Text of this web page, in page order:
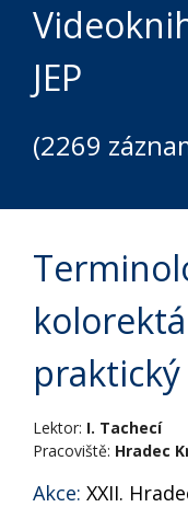
JEP
(2269
Lektor: I. Tachecí
Pracoviště: Hradec
Akce: XXII.